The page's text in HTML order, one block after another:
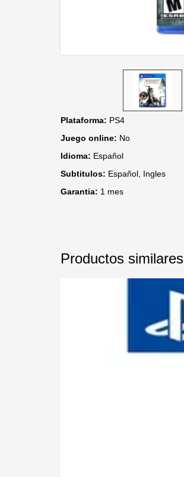
Plataforma: PS4
Juego online: No
Idioma: Español
Subtitulos: Español, Ingles
Garantia: 1 mes
Productos similares